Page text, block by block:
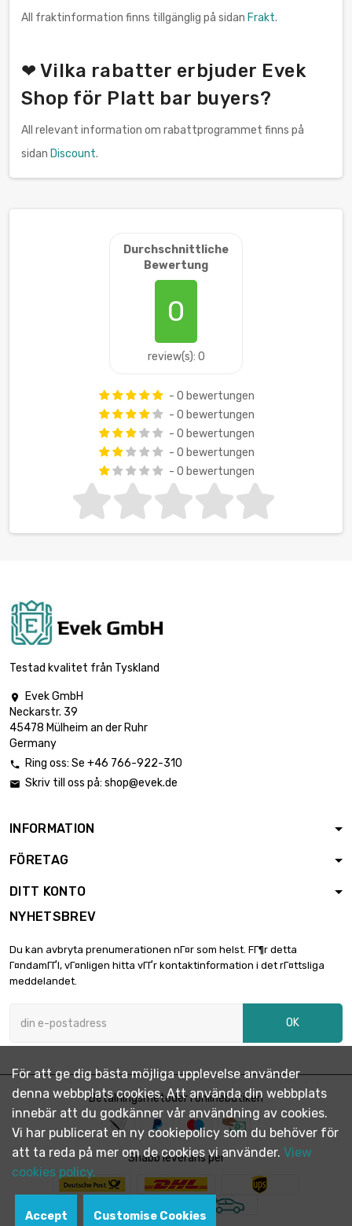
All fraktinformation finns tillgänglig på sidan Frakt.
❤ Vilka rabatter erbjuder Evek
Shop för Platt bar buyers?
All relevant information om rabattprogrammet finns på
sidan Discount.
Durchschnittliche
Bewertung
0
review(s): 0
- 0 bewertungen
- 0 bewertungen
- 0 bewertungen
- 0 bewertungen
- 0 bewertungen
Testad kvalitet från Tyskland

Evek GmbH
Neckarstr. 39
45478 Mülheim an der Ruhr
Germany
 Ring oss: Se +46 766-922-310
 Skriv till oss på: shop@evek.de
INFORMATION
FÖRETAG
DITT KONTO
NYHETSBREV
Du kan avbryta prenumerationen nГ¤r som helst. FГ¶r detta
Г¤ndamГҐl, vГ¤nligen hitta vГҐr kontaktinformation i det rГ¤ttsliga
meddelandet.
OK
Betalningsmetoder i onlinebutiken
Snabb leverans per
För att ge dig bästa möjliga upplevelse använder
denna webbplats cookies. Att använda din webbplats
innebär att du godkänner vår användning av cookies.
Vi har publicerat en ny cookiepolicy som du behöver för
att ta reda på mer om de cookies vi använder. View
cookies policy.
Accept Customise Cookies